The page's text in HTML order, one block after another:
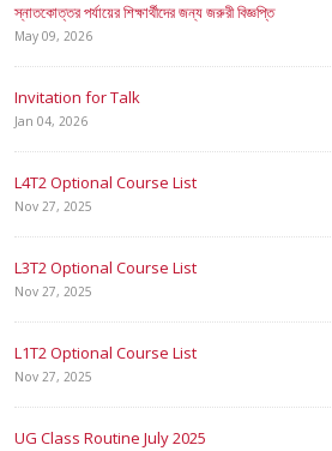
স্নাতকোত্তর পর্যায়ের শিক্ষার্থীদের জন্য জরুরী বিজ্ঞপ্তি
May 09, 2026
Invitation for Talk
Jan 04, 2026
L4T2 Optional Course List
Nov 27, 2025
L3T2 Optional Course List
Nov 27, 2025
L1T2 Optional Course List
Nov 27, 2025
UG Class Routine July 2025